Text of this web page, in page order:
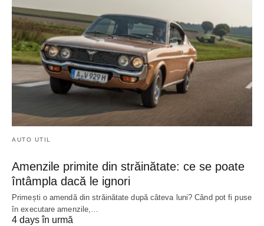
AUTO UTIL
Amenzile primite din străinătate: ce se poate
întâmpla dacă le ignori
Primești o amendă din străinătate după câteva luni? Când pot fi puse
în executare amenzile,…
4 days în urmă